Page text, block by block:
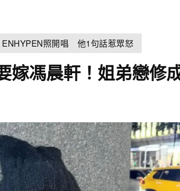
照開唱 他1句話惹眾怒
嫁馮晨軒！姐弟戀